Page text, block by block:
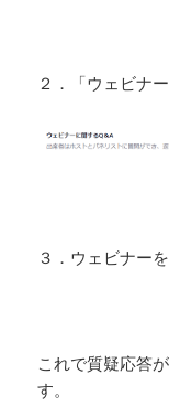
２．「ウェビナ
３．ウェビナー
これで質疑応答
す。